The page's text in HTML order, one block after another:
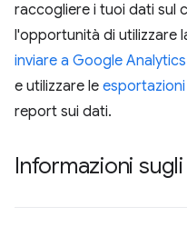
raccogliere i tuoi dati sul
l'opportunità di utilizzare
inviare a Google
e utilizzare le
report sui dati.
Informazioni